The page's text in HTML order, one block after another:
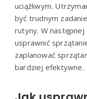
uciążliwym.
być trudnym
rutyny. W następnej
usprawnić
zaplanować
bardziej efektywne.